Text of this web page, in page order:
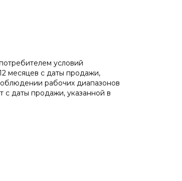
условий
месяцев с даты продажи,
рабочих диапазонов
с даты продажи, указанной в